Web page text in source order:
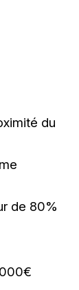
du
de 80%